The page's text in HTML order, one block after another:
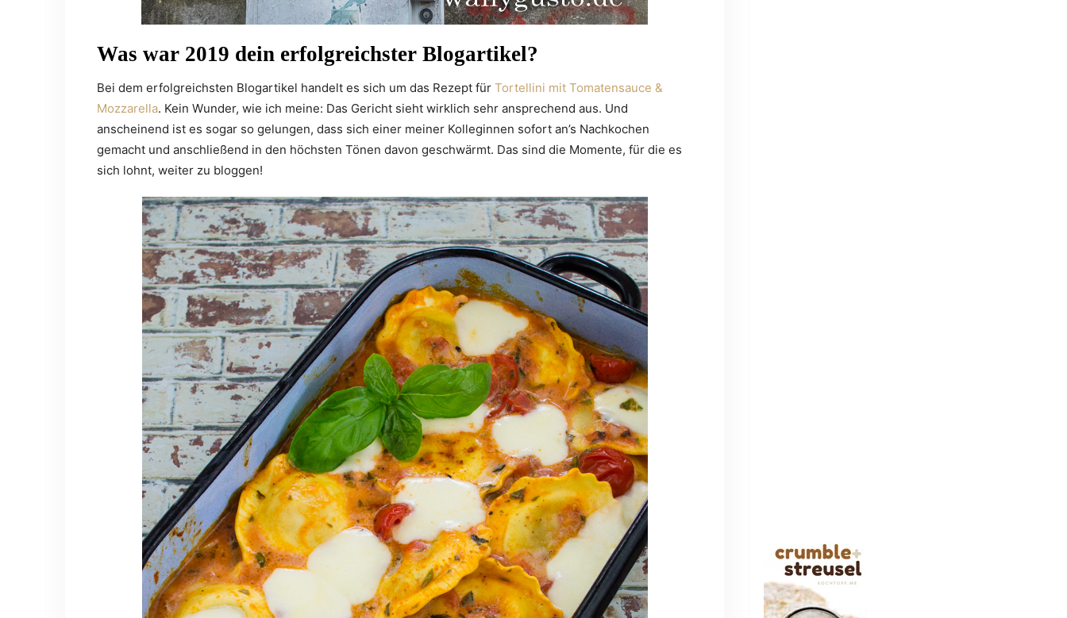
Was war 2019 dein erfolgreichster Blogartikel?
Bei dem erfolgreichsten Blogartikel handelt es sich um das Rezept für Tortellini mit Tomatensauce &
Mozzarella. Kein Wunder, wie ich meine: Das Gericht sieht wirklich sehr ansprechend aus. Und
anscheinend ist es sogar so gelungen, dass sich einer meiner Kolleginnen sofort an’s Nachkochen
gemacht und anschließend in den höchsten Tönen davon geschwärmt. Das sind die Momente, für die es
sich lohnt, weiter zu bloggen!